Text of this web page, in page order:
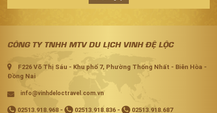
CÔNG TY TNHH MTV DU LỊCH VINH ĐỆ LỘC
F226 Võ Thị Sáu - Khu phố 7, Phường Thống Nhất - Biên Hòa -
Đồng Nai
info@vinhdeloctravel.com.vn
02513.918.968 - 02513.918.836 - 02513.918.687